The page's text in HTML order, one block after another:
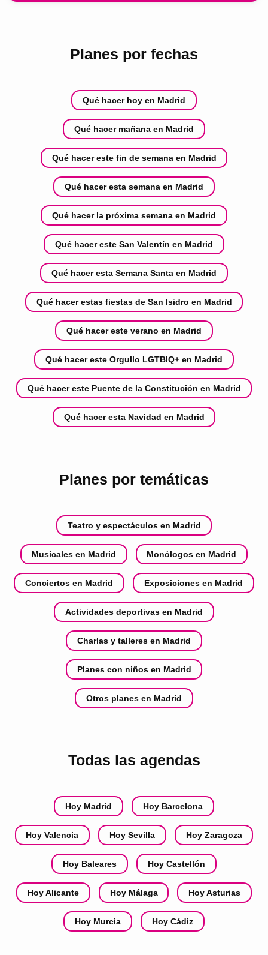
Planes por fechas
Qué hacer hoy en Madrid
Qué hacer mañana en Madrid
Qué hacer este fin de semana en Madrid
Qué hacer esta semana en Madrid
Qué hacer la próxima semana en Madrid
Qué hacer este San Valentín en Madrid
Qué hacer esta Semana Santa en Madrid
Qué hacer estas fiestas de San Isidro en Madrid
Qué hacer este verano en Madrid
Qué hacer este Orgullo LGTBIQ+ en Madrid
Qué hacer este Puente de la Constitución en Madrid
Qué hacer esta Navidad en Madrid
Planes por temáticas
Teatro y espectáculos en Madrid
Musicales en Madrid Monólogos en Madrid
Conciertos en Madrid Exposiciones en Madrid
Actividades deportivas en Madrid
Charlas y talleres en Madrid
Planes con niños en Madrid
Otros planes en Madrid
Todas las agendas
Hoy Madrid Hoy Barcelona
Hoy Valencia Hoy Sevilla Hoy Zaragoza
Hoy Baleares Hoy Castellón
Hoy Alicante Hoy Málaga Hoy Asturias
Hoy Murcia Hoy Cádiz